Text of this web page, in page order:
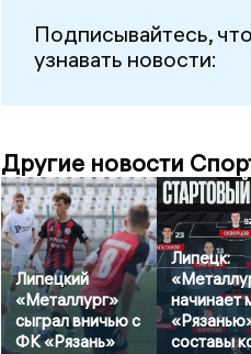
Подписывайтесь,
узнавать новости:
Другие новости
Липецкий
«Металлург»
сыграл вничью с
ФК «Рязань»
Липецк:
начинает
составы